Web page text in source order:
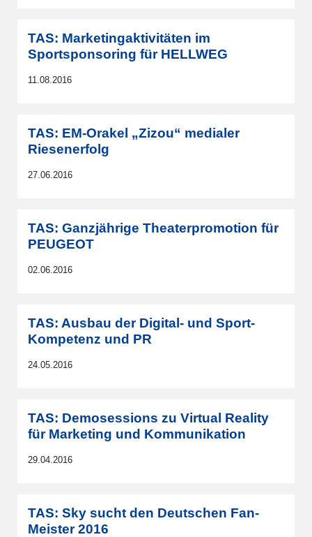
TAS: Marketingaktivitäten im
Sportsponsoring für HELLWEG
11.08.2016
TAS: EM-Orakel „Zizou“ medialer
Riesenerfolg
27.06.2016
TAS: Ganzjährige Theaterpromotion für
PEUGEOT
02.06.2016
TAS: Ausbau der Digital- und Sport-
Kompetenz und PR
24.05.2016
TAS: Demosessions zu Virtual Reality
für Marketing und Kommunikation
29.04.2016
TAS: Sky sucht den Deutschen Fan-
Meister 2016